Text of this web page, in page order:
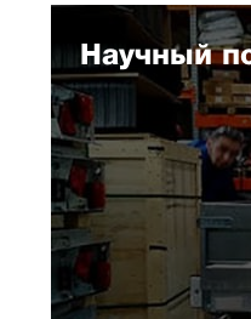
Научный